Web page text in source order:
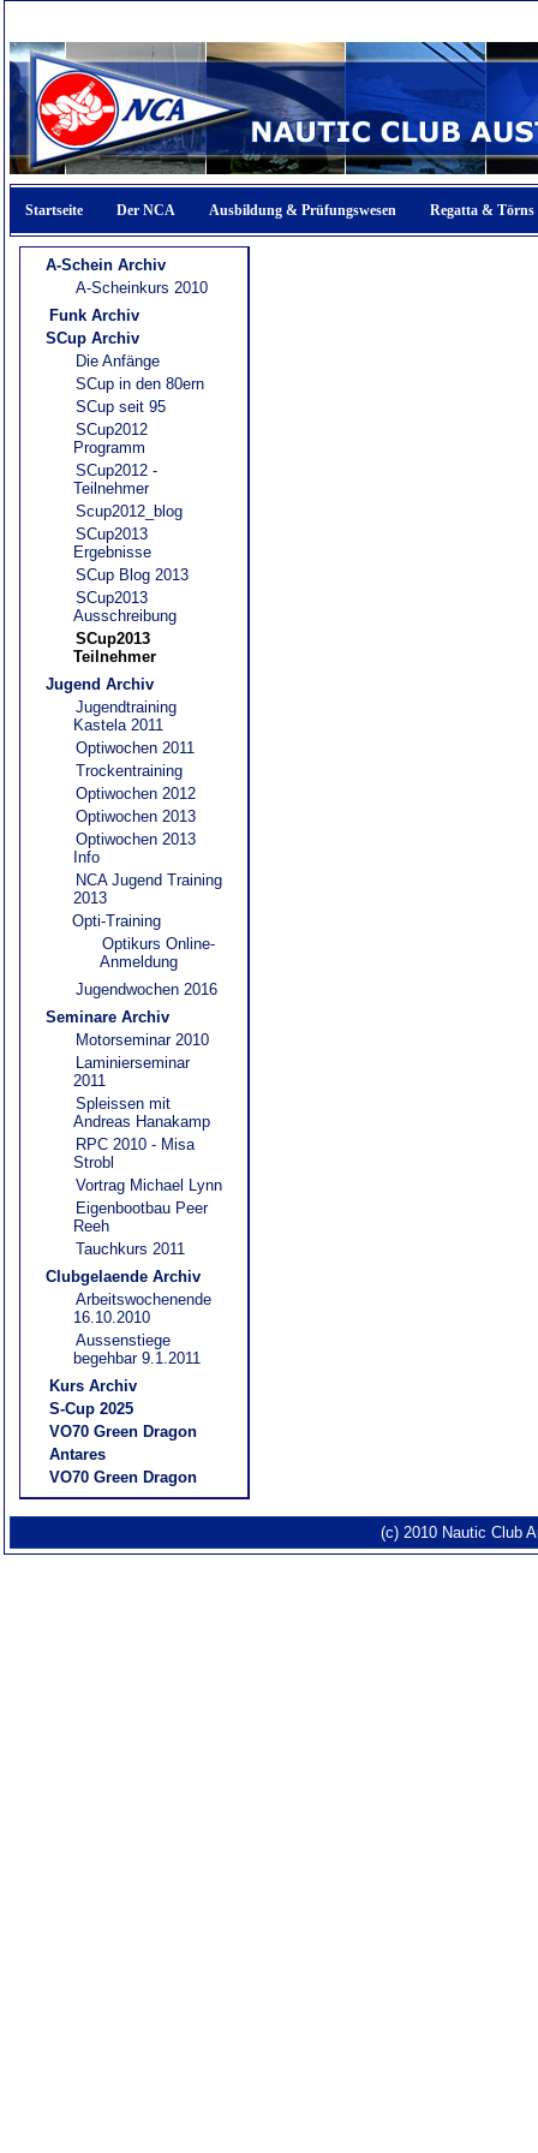
Startseite Der NCA Ausbildung & Prüfungswesen Regatta & Törns
A-Schein Archiv
A-Scheinkurs 2010
Funk Archiv
SCup Archiv
Die Anfänge
SCup in den 80ern
SCup seit 95
SCup2012
Programm
SCup2012 -
Teilnehmer
Scup2012_blog
SCup2013
Ergebnisse
SCup Blog 2013
SCup2013
Ausschreibung
SCup2013
Teilnehmer
Jugend Archiv
Jugendtraining
Kastela 2011
Optiwochen 2011
Trockentraining
Optiwochen 2012
Optiwochen 2013
Optiwochen 2013
Info
NCA Jugend Training
2013
Opti-Training
Optikurs Online-
Anmeldung
Jugendwochen 2016
Seminare Archiv
Motorseminar 2010
Laminierseminar
2011
Spleissen mit
Andreas Hanakamp
RPC 2010 - Misa
Strobl
Vortrag Michael Lynn
Eigenbootbau Peer
Reeh
Tauchkurs 2011
Clubgelaende Archiv
Arbeitswochenende
16.10.2010
Aussenstiege
begehbar 9.1.2011
Kurs Archiv
S-Cup 2025
VO70 Green Dragon
Antares
VO70 Green Dragon
(c) 2010 Nautic Club